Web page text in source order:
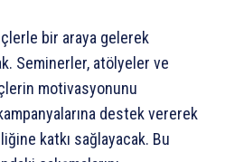
bir araya gelerek
Seminerler, atölyeler ve
motivasyonunu
destek vererek
katkı sağlayacak. Bu